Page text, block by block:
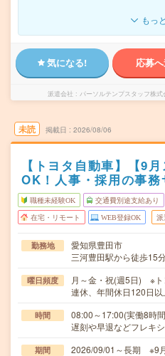
もっ
気になる! 応募
派遣会社 パーソルテンプスタッフ株
未読 掲載日 2026/08/06
【トヨタ自動車】【9
OK！人事・採用の事務
職種未経験OK 交通費別途支給あり
在宅・リモート WEB登録OK 派
勤務地
愛知県豊田市
三河豊田駅から徒歩15
曜日頻度
月～金・祝(週5日) ※ト
連休、年間休日120日以
時間
08:00～17:00(実働8時
遅刻や早退などフレキ
期間 2026/09/01～長期 ※9